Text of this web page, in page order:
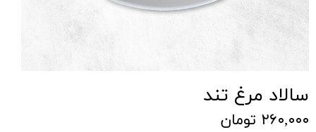
سالاد مرغ تند
۲۶۰,۰۰۰ تومان